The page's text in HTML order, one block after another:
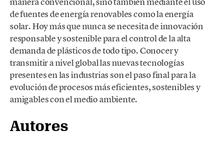
de fuentes de energía renovables como la energía
solar. Hoy más que nunca se necesita de innovación
responsable y sostenible para el control de la alta
demanda de plásticos de todo tipo. Conocer y
transmitir a nivel global las nuevas tecnologías
presentes en las industrias son el paso final para la
evolución de procesos más eficientes, sostenibles y
amigables con el medio ambiente.
Autores